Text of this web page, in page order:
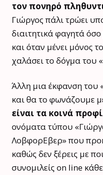
τον πονηρό
Γιώργος πάλι τρώει
διαιτητικά φαγητά όσο
και όταν μένει μόνος
χαλάσει το δόγμα του
Άλλη μια έκφανση του
και θα το φωνάζουμε
είναι τα κοινά
ονόματα τύπου
ΛοβφορΕβερ» που
καθώς δεν ξέρεις με
συνομιλείς on line